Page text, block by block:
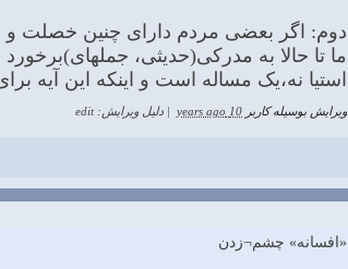
دوم: اگر بعضى مردم داراى چنین خصلت و
ما تا حالا به مدرکى(حدیثى،
است‏یا نه،یک مساله است و اینکه این
ویرایش بوسیله کاربر 10 years ago دلیل ویرایش: edit
«افسانه» چشم¬زدن